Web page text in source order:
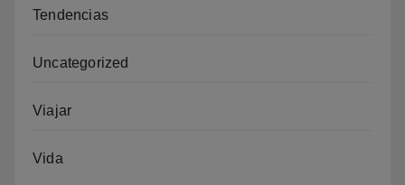
Tendencias
Uncategorized
Viajar
Vida